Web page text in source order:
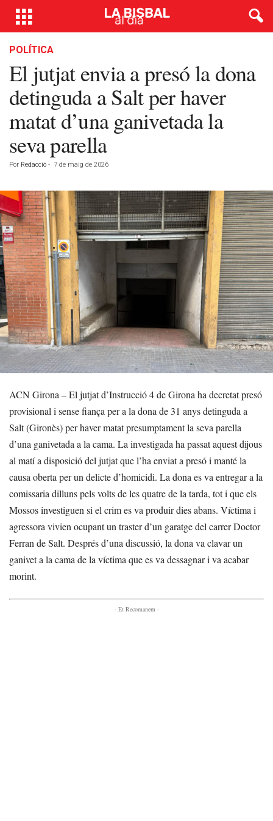
POLÍTICA
El jutjat envia a presó la dona
detinguda a Salt per haver
matat d’una ganivetada la
seva parella
Por Redacció - 7 de maig de 2026
ACN Girona – El jutjat d’Instrucció 4 de Girona ha decretat presó
provisional i sense fiança per a la dona de 31 anys detinguda a
Salt (Gironès) per haver matat presumptament la seva parella
d’una ganivetada a la cama. La investigada ha passat aquest dijous
al matí a disposició del jutjat que l’ha enviat a presó i manté la
causa oberta per un delicte d’homicidi. La dona es va entregar a la
comissaria dilluns pels volts de les quatre de la tarda, tot i que els
Mossos investiguen si el crim es va produir dies abans. Víctima i
agressora vivien ocupant un traster d’un garatge del carrer Doctor
Ferran de Salt. Després d’una discussió, la dona va clavar un
ganivet a la cama de la víctima que es va dessagnar i va acabar
morint.
- Et Recomanem -